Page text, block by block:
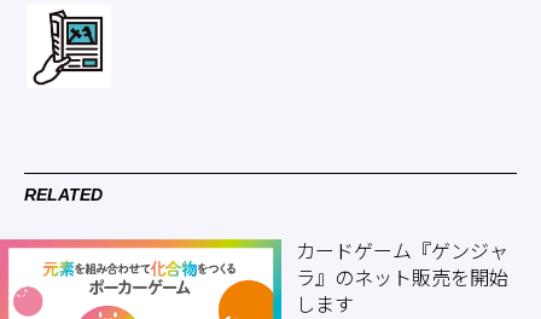
RELATED
カードゲーム『ゲンジャ
ラ』のネット販売を開始
します